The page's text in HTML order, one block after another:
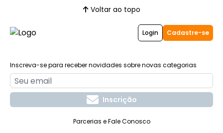
Voltar ao topo
Login Cadastre-se
Inscreva-se para receber novidades sobre novas categorias
Inscrição
Parcerias e Fale Conosco